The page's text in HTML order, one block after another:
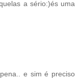
a sério:)és uma
e sim é preciso